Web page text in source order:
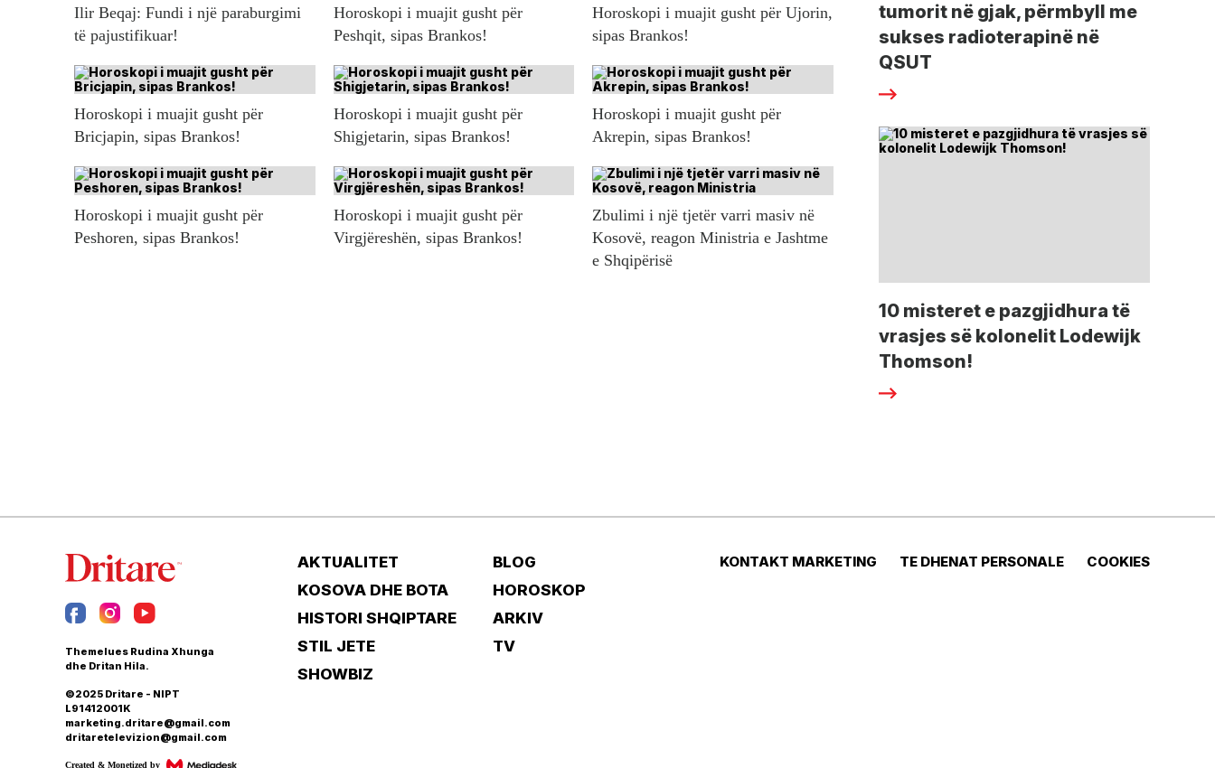
Ilir Beqaj: Fundi i një paraburgimi
të pajustifikuar!
Horoskopi i muajit gusht për
Peshqit, sipas Brankos!
Horoskopi i muajit gusht për Ujorin,
sipas Brankos!
Horoskopi i muajit gusht për
Bricjapin, sipas Brankos!
Horoskopi i muajit gusht për
Shigjetarin, sipas Brankos!
Horoskopi i muajit gusht për
Akrepin, sipas Brankos!
Horoskopi i muajit gusht për
Peshoren, sipas Brankos!
Horoskopi i muajit gusht për
Virgjëreshën, sipas Brankos!
Zbulimi i një tjetër varri masiv në
Kosovë, reagon Ministria e Jashtme
e Shqipërisë
tumorit në gjak, përmbyll me
sukses radioterapinë në
QSUT
10 misteret e pazgjidhura të
vrasjes së kolonelit Lodewijk
Thomson!
Themelues Rudina Xhunga
dhe Dritan Hila.
©2025 Dritare - NIPT
L91412001K
marketing.dritare@gmail.com
dritaretelevizion@gmail.com
Created & Monetized by
AKTUALITET
KOSOVA DHE BOTA
HISTORI SHQIPTARE
STIL JETE
SHOWBIZ
BLOG
HOROSKOP
ARKIV
TV
KONTAKT MARKETING TE DHENAT PERSONALE COOKIES